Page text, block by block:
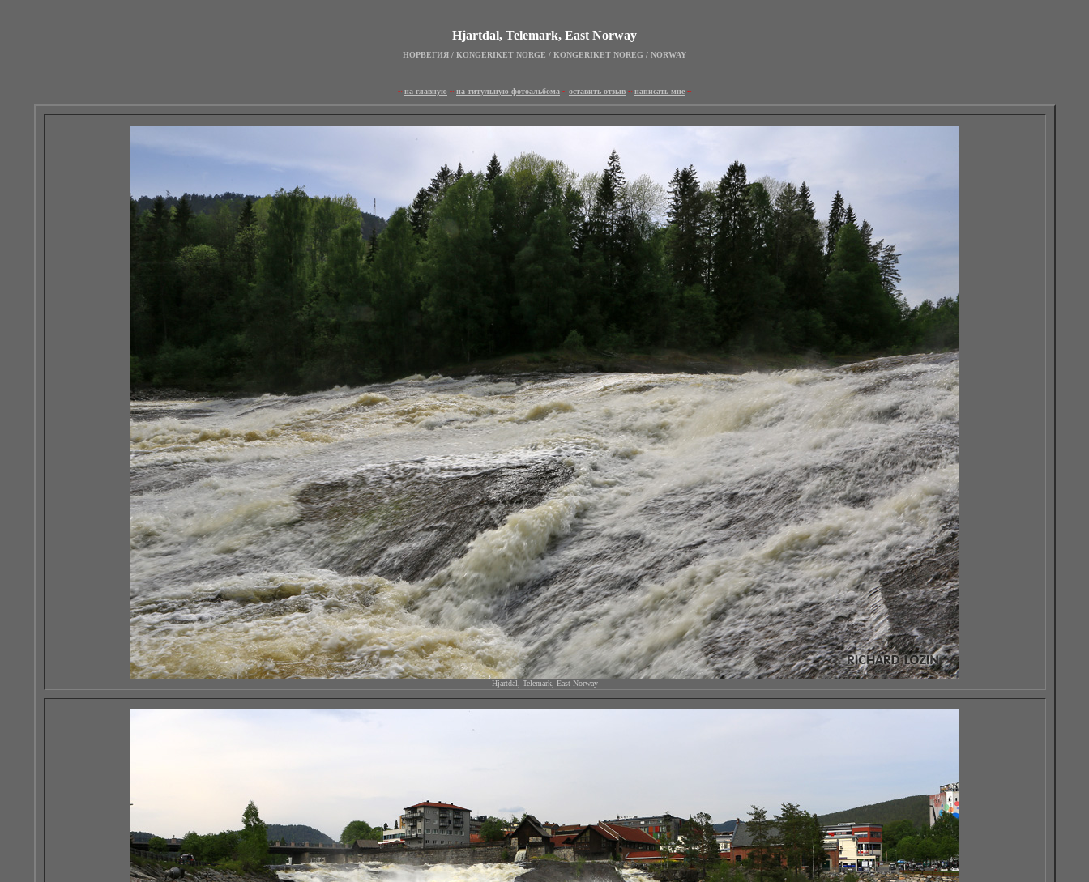
Hjartdal, Telemark, East Norway
НОРВЕГИЯ / KONGERIKET NORGE / KONGERIKET NOREG / NORWAY
~ на главную ~ на титульную фотоальбома ~ оставить отзыв ~ написать мне ~
Hjartdal, Telemark, East Norway